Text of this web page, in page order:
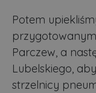
Potem
Parczew, a
Lubelskiego,
strzelnicy